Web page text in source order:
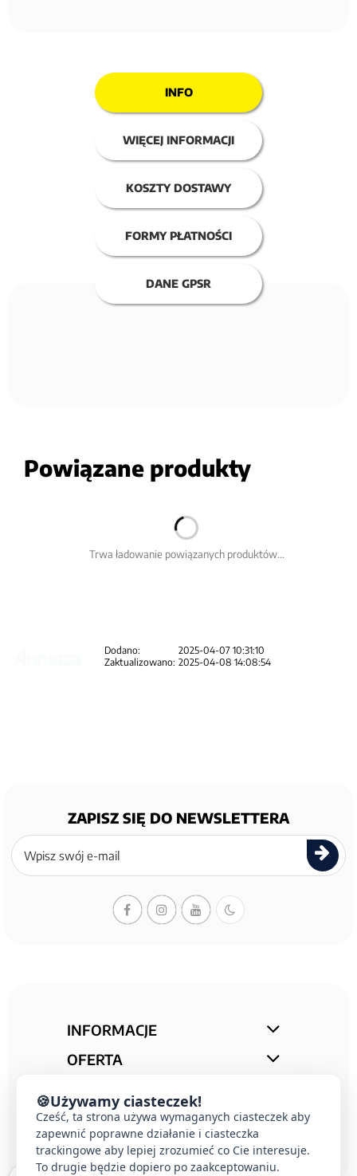
INFO
WIĘCEJ INFORMACJI
KOSZTY DOSTAWY
FORMY PŁATNOŚCI
DANE GPSR
Powiązane produkty
Trwa ładowanie powiązanych produktów...
Dodano:
2025-04-07 10:31:10
Zaktualizowano: 2025-04-08 14:08:54
ZAPISZ SIĘ DO NEWSLETTERA
Zapisz
się
newslettera
INFORMACJE
OFERTA
KONTAKT
🍪Używamy ciasteczek!
Cześć, ta strona używa wymaganych ciasteczek aby
zapewnić poprawne działanie i ciasteczka
trackingowe aby lepiej zrozumieć co Cie interesuje.
To drugie będzie dopiero po zaakceptowaniu.